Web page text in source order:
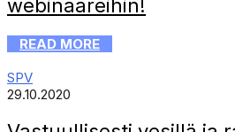
webinaareihin!
READ MORE
SPV
29.10.2020